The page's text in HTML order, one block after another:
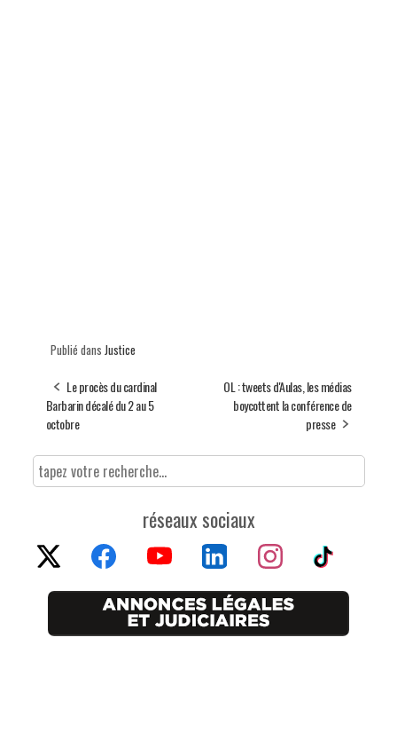
Publié dans Justice
Le procès du cardinal
Barbarin décalé du 2 au 5
octobre
OL : tweets d'Aulas, les médias
boycottent la conférence de
presse
réseaux sociaux